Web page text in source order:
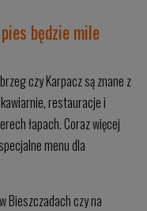
będzie mile
czy Karpacz są znane z
restauracje i
łapach. Coraz więcej
menu dla
Bieszczadach czy na